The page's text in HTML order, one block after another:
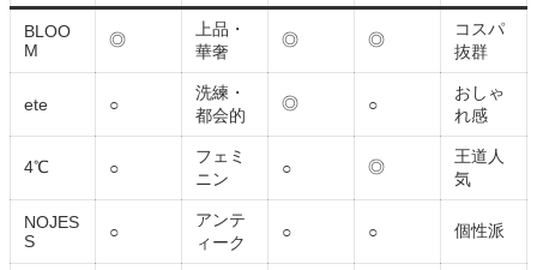
BLOO
M
◎
上品・
華奢
◎ ◎
コスパ
抜群
ete ○
洗練・
都会的
◎ ○
おしゃ
れ感
4℃ ○
フェミ
ニン
○ ◎
王道人
気
NOJES
S
○
アンテ
ィーク
○ ○ 個性派